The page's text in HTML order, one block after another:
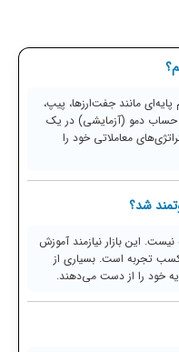
پایه‌ای مانند جفت‌ارزها، پیپ،
حساب دمو (آزمایشی) در یک
معاملاتی خود را
شد؟
این بازار نیازمند آموزش
تجربه است. بسیاری از
خود را از دست می‌دهند.